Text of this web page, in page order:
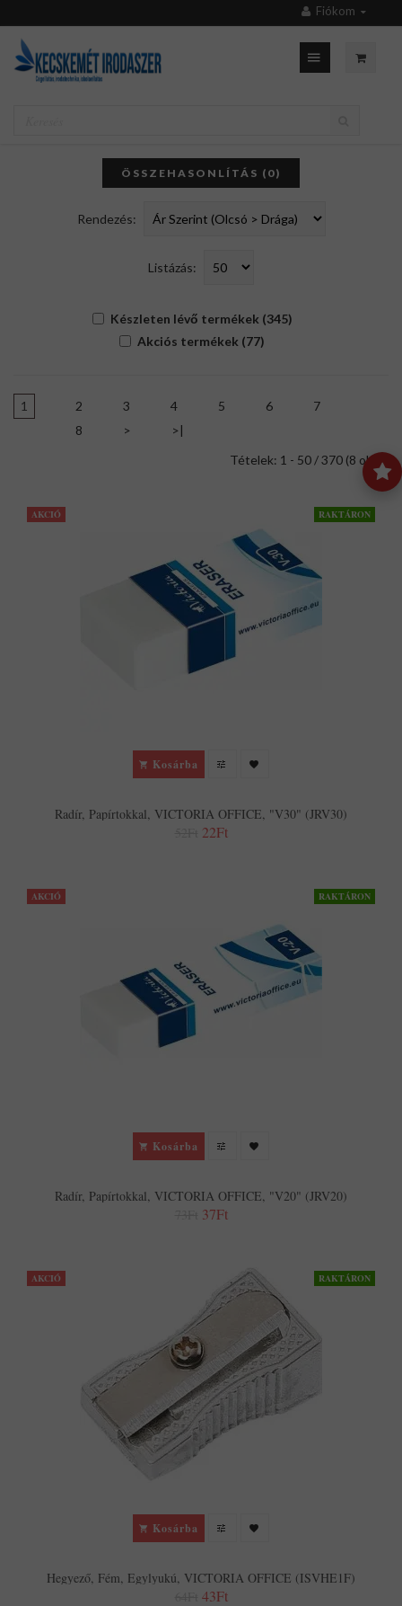
Fiókom
ÖSSZEHASONLÍTÁS (0)
Rendezés:
Listázás:
Készleten lévő termékek (345)
Akciós termékek (77)
1 2 3 4 5 6
7
8
>
>|
Tételek: 1 - 50 / 370 (8 oldal)
AKCIÓ RAKTÁRON
Kosárba
Radír, Papírtokkal, VICTORIA OFFICE, "V30" (JRV30)
22Ft
AKCIÓ RAKTÁRON
Kosárba
Radír, Papírtokkal, VICTORIA OFFICE, "V20" (JRV20)
37Ft
AKCIÓ RAKTÁRON
Kosárba
Hegyező, Fém, Egylyukú, VICTORIA OFFICE (ISVHE1F)
43Ft